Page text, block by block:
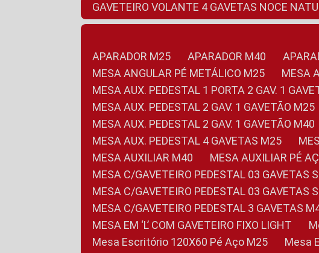
GAVETEIRO VOLANTE 4 GAVETAS NOCE
APARADOR M25
APARADOR M40
MESA ANGULAR PÉ METÁLICO M25
MESA AUX. PEDESTAL 1 PORTA 2 GAV. 1
MESA AUX. PEDESTAL 2 GAV. 1 GAVETÃO M25
MESA AUX. PEDESTAL 2 GAV. 1 GAVETÃO M40
MESA AUX. PEDESTAL 4 GAVETAS M25
MESA AUXILIAR M40
MESA AUXILIAR PÉ
MESA C/GAVETEIRO PEDESTAL 03 GAVETAS
MESA C/GAVETEIRO PEDESTAL 03 GAVETAS
MESA C/GAVETEIRO PEDESTAL 3 GAVETAS
MESA EM ‘L’ COM GAVETEIRO FIXO LIGHT
Mesa Escritório 120X60 Pé Aço M25